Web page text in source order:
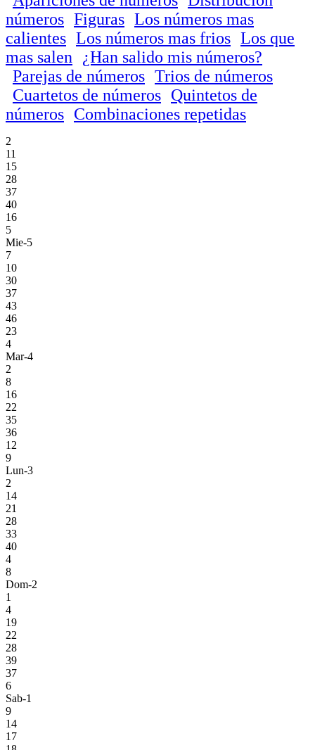
números Figuras Los números mas
calientes Los números mas frios Los que
mas salen
¿Han salido mis números?
Parejas de números Trios de números
Cuartetos de números Quintetos de
números Combinaciones repetidas
2
11
15
28
37
40
16
5
Mie-5
7
10
30
37
43
46
23
4
Mar-4
2
8
16
22
35
36
12
9
Lun-3
2
14
21
28
33
40
4
8
Dom-2
1
4
19
22
28
39
37
6
Sab-1
9
14
17